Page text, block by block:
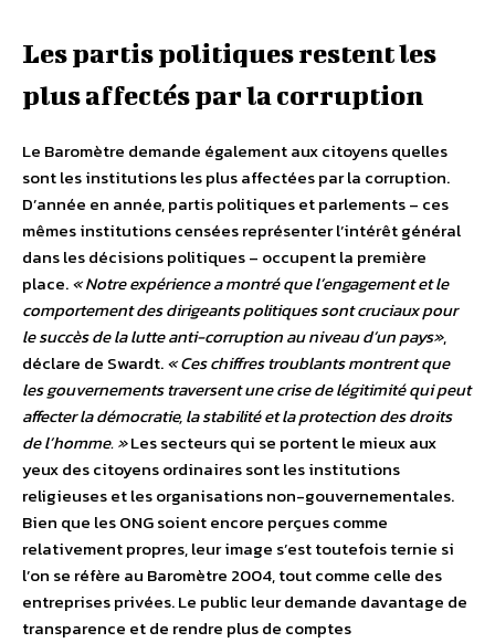
Les partis politiques restent les
plus affectés par la corruption
Le Baromètre demande également aux citoyens quelles
sont les institutions les plus affectées par la corruption.
D’année en année, partis politiques et parlements – ces
mêmes institutions censées représenter l’intérêt général
dans les décisions politiques – occupent la première
place.« Notre expérience a montré que l’engagement et le
comportement des dirigeants politiques sont cruciaux pour
le succès de la lutte anti-corruption au niveau d’un pays»,
déclare de Swardt.« Ces chiffres troublants montrent que
les gouvernements traversent une crise de légitimité qui peut
affecter la démocratie, la stabilité et la protection des droits
de l’homme. »Les secteurs qui se portent le mieux aux
yeux des citoyens ordinaires sont les institutions
religieuses et les organisations non-gouvernementales.
Bien que les ONG soient encore perçues comme
relativement propres, leur image s’est toutefois ternie si
l’on se réfère au Baromètre 2004, tout comme celle des
entreprises privées. Le public leur demande davantage de
transparence et de rendre plus de comptes